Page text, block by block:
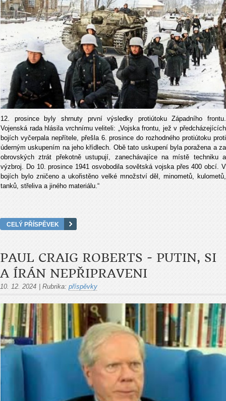
12. prosince byly shrnuty první výsledky protiútoku Západního frontu.
Vojenská rada hlásila vrchnímu veliteli: „Vojska frontu, jež v předcházejících
bojích vyčerpala nepřítele, přešla 6. prosince do rozhodného protiútoku proti
úderným uskupením na jeho křídlech. Obě tato uskupení byla poražena a za
obrovských ztrát překotně ustupují, zanechávajíce na místě techniku a
výzbroj. Do 10. prosince 1941 osvobodila sovětská vojska přes 400 obcí. V
bojích bylo zničeno a ukořistěno velké množství děl, minometů, kulometů,
tanků, střeliva a jiného materiálu.“
CELÝ PŘÍSPĚVEK
PAUL CRAIG ROBERTS - PUTIN, SI
A ÍRÁN NEPŘIPRAVENI
10. 12. 2024 Rubrika: příspěvky